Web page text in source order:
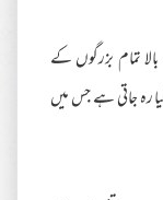
تمام بزرگوں کے
رہ جاتی ہے جس میں